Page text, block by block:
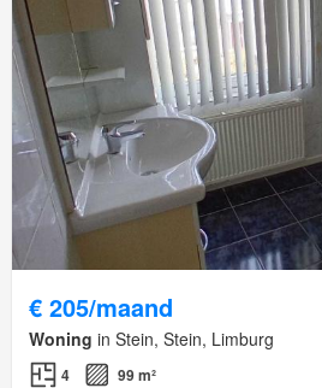
€ 205/maand
Woning in Stein, Stein, Limburg
4
99 m²